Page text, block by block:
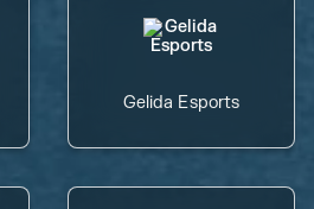
Gelida Esports